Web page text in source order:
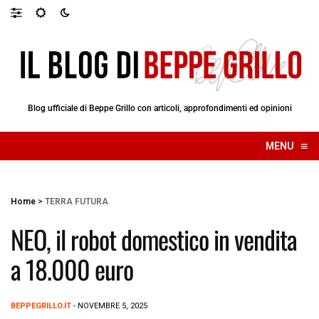
Blog ufficiale di Beppe Grillo con articoli, approfondimenti ed opinioni
MENU ≡
☰
Home > TERRA FUTURA
NEO, il robot domestico in vendita
a 18.000 euro
BEPPEGRILLO.IT - NOVEMBRE 5, 2025